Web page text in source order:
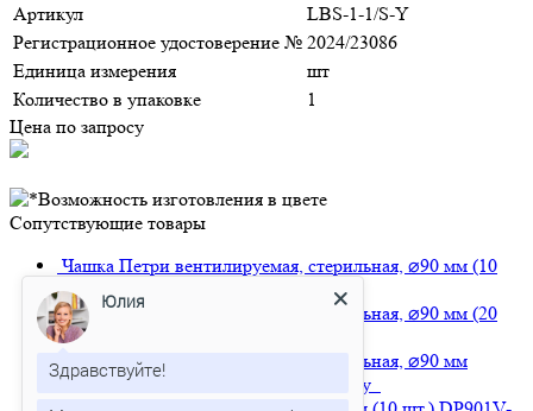
Артикул
LBS-1-1/S-Y
Регистрационное удостоверение № 2024/23086
Единица измерения
шт
Количество в упаковке
1
Цена по запросу
Сопутствующие товары
Чашка Петри вентилируемая, стерильная, ⌀90 мм (10
шт.)
Цена по запросу
Чашка Петри вентилируемая, стерильная, ⌀90 мм (20
шт.)
Чашка Петри вентилируемая, стерильная, ⌀90 мм
(инд.уп.) DP901V-1/S
Цена по запросу
Юлия
Здравствуйте!